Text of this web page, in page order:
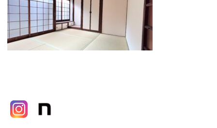
プ